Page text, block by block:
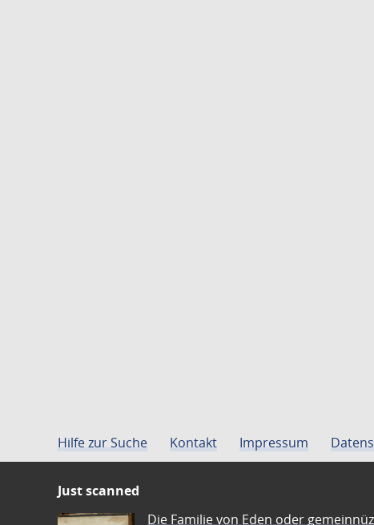
Hilfe zur Suche Kontakt Impressum
Just scanned
Die Familie von Eden oder